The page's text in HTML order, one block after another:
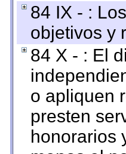
84 IX - :
objetivos y
84 X - : El
o apliquen
presten
honorarios